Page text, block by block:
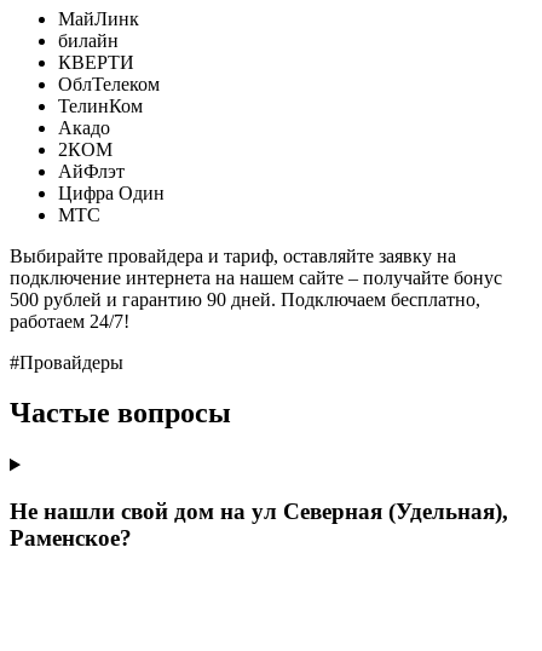
МайЛинк
билайн
КВЕРТИ
ОблТелеком
ТелинКом
Акадо
2КОМ
АйФлэт
Цифра Один
МТС
Выбирайте провайдера и тариф, оставляйте заявку на
подключение интернета на нашем сайте – получайте бонус
500 рублей и гарантию 90 дней. Подключаем бесплатно,
работаем 24/7!
#Провайдеры
Частые вопросы
Не нашли свой дом на ул Северная (Удельная),
Раменское?